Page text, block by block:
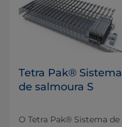
Tetra Pak® Sistema
de salmoura S
O Tetra Pak® Sistema de